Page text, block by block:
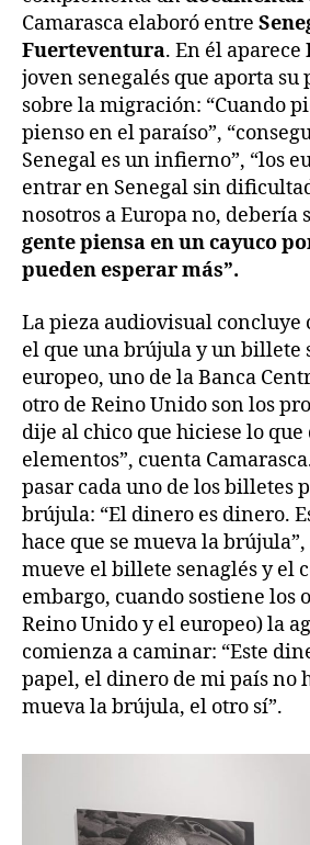
Camarasca elaboró entre
Fuerteventura. En él aparece
joven senegalés que aporta su
sobre la migración: “Cuando
pienso en el paraíso”,
Senegal es un infierno”, “los
entrar en Senegal sin
nosotros a Europa no, debería
gente piensa en un cayuco
pueden esperar más”.
La pieza audiovisual concluye
el que una brújula y un billete
europeo, uno de la Banca
otro de Reino Unido son los
dije al chico que hiciese lo
elementos”, cuenta
pasar cada uno de los billetes
brújula: “El dinero es dinero.
hace que se mueva la
mueve el billete senaglés y el
embargo, cuando sostiene los
Reino Unido y el europeo) la
comienza a caminar: “Este
papel, el dinero de mi país no
mueva la brújula, el otro sí”.